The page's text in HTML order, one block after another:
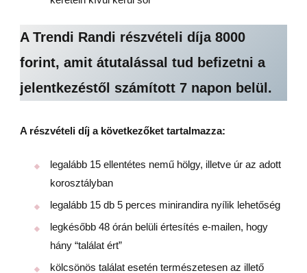
A Trendi Randi részvételi díja 8000
forint, amit átutalással tud befizetni a
jelentkezéstől számított 7 napon belül.
A részvételi díj a következőket tartalmazza:
legalább 15 ellentétes nemű hölgy, illetve úr az adott
korosztályban
legalább 15 db 5 perces minirandira nyílik lehetőség
legkésőbb 48 órán belüli értesítés e-mailen, hogy
hány “találat ért”
kölcsönös találat esetén természetesen az illető